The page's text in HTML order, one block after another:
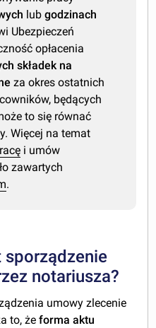
lubgodzinach
Ubezpieczeń
opłacenia
składek na
za okres ostatnich
będących
to się równać
Więcej na temat
i umów
zawartych
.
sporządzenie
notariusza?
umowy zlecenie
to, żeforma aktu